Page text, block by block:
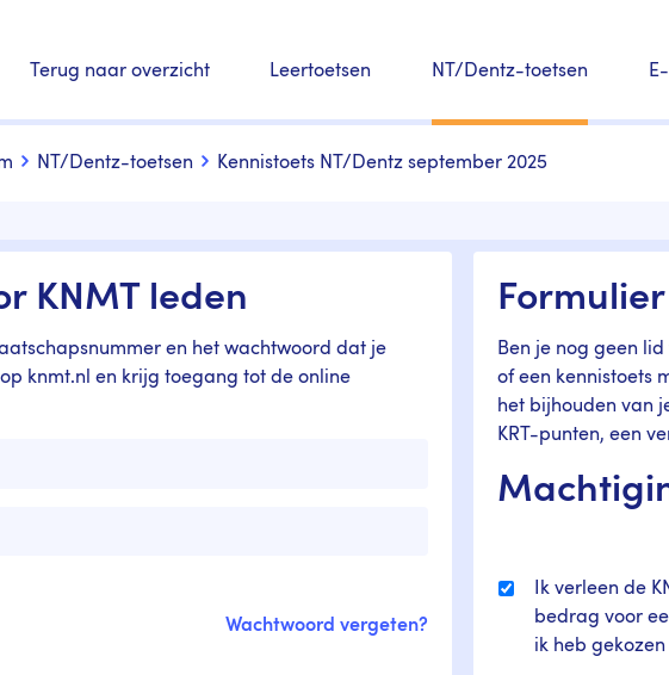
Terug naar overzicht Leertoetsen NT/Dentz-toetsen
NT/Dentz-toetsen Kennistoets NT/Dentz september 2025
KNMT leden
en het wachtwoord dat je
knmt.nl en krijg toegang tot de online
Wachtwoord vergeten?
Ben je nog geen
of een kennistoets
het bijhouden van
KRT-punten, een
Ik verleen de
bedrag voor
ik heb